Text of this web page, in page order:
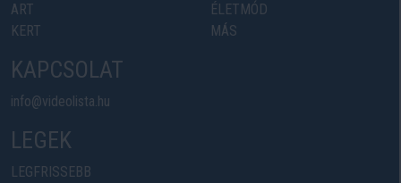
ART
KERT
ÉLETMÓD
MÁS
KAPCSOLAT
info@videolista.hu
LEGEK
LEGFRISSEBB